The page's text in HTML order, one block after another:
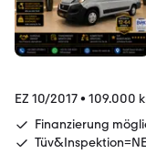
EZ 10/2017• 109.000
Finanzierung